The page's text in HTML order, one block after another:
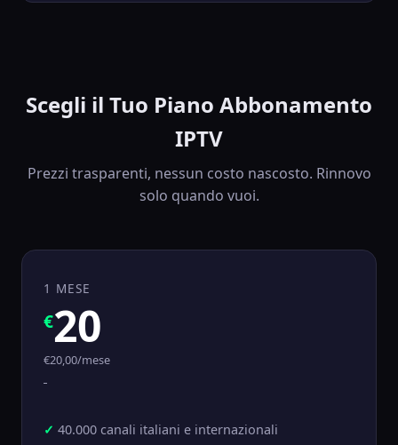
Scegli il Tuo Piano Abbonamento
IPTV
Prezzi trasparenti, nessun costo nascosto. Rinnovo
solo quando vuoi.
1 MESE
€20
€20,00/mese
40.000 canali italiani e internazionali